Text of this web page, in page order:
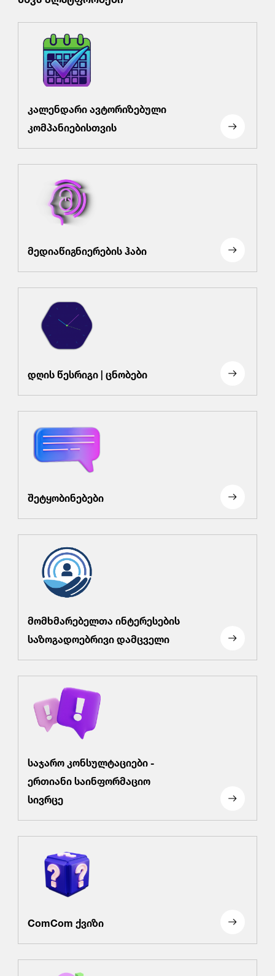
კალენდარი ავტორიზებული
კომპანიებისთვის
მედიაწიგნიერების ჰაბი
დღის წესრიგი | ცნობები
შეტყობინებები
მომხმარებელთა ინტერესების
საზოგადოებრივი დამცველი
საჯარო კონსულტაციები -
ერთიანი საინფორმაციო
სივრცე
ComCom ქვიზი